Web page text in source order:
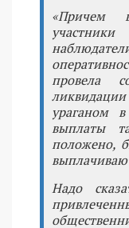
«Причем
провела
ураганом
выплаты
положено,
Надо